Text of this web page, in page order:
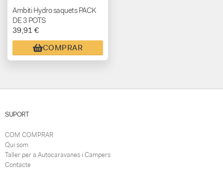
Ambiti Hydro saquets PACK
DE 3 POTS
39,91 €
COMPRAR
SUPORT
COM COMPRAR
Qui som
Taller per a Autocaravanes i Campers
Contacte